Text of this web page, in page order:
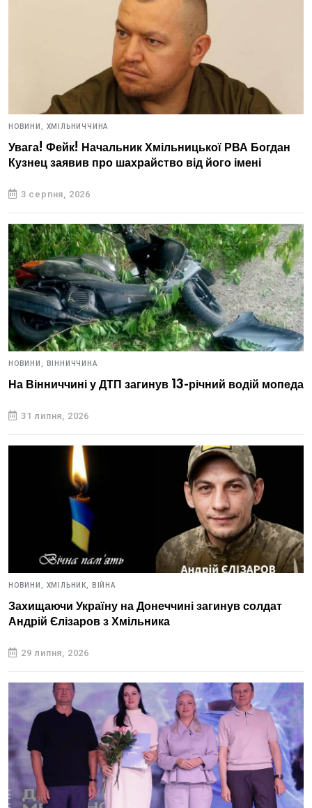
НОВИНИ, ХМІЛЬНИЧЧИНА
Увага! Фейк! Начальник Хмільницької РВА Богдан
Кузнец заявив про шахрайство від його імені
3 серпня, 2026
НОВИНИ, ВІННИЧЧИНА
На Вінниччині у ДТП загинув 13-річний водій мопеда
31 липня, 2026
НОВИНИ, ХМІЛЬНИК, ВІЙНА
Захищаючи Україну на Донеччині загинув солдат
Андрій Єлізаров з Хмільника
29 липня, 2026